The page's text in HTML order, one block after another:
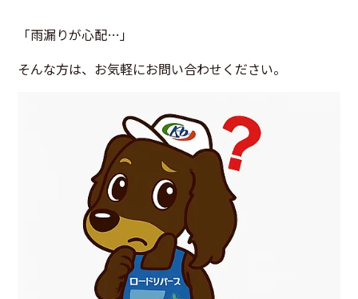
「雨漏りが心配…」
そんな方は、お気軽にお問い合わせください。